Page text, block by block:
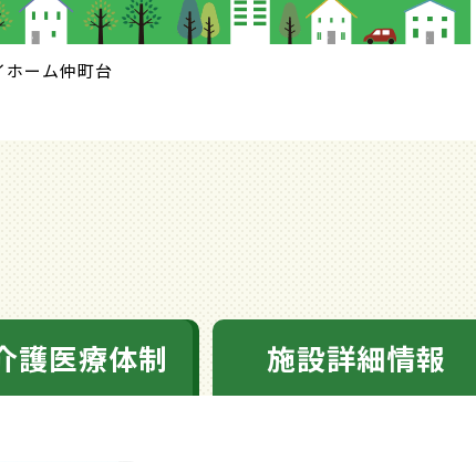
ホーム仲町台
護医療体制 施設詳細情報